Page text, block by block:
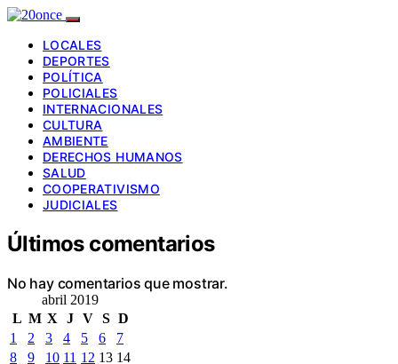
LOCALES
DEPORTES
POLÍTICA
POLICIALES
INTERNACIONALES
CULTURA
AMBIENTE
DERECHOS HUMANOS
SALUD
COOPERATIVISMO
JUDICIALES
Últimos comentarios
No hay comentarios que mostrar.
abril 2019
L M X J V S D
1
2 3 4 5 6
7
8
9 10 11 12 13 14